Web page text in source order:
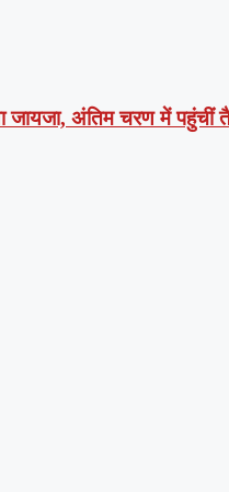
जायजा, अंतिम चरण में पहुंचीं